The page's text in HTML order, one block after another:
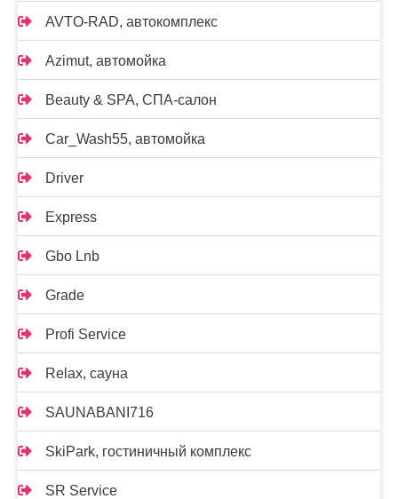
AVTO-RAD, автокомплекс
Azimut, автомойка
Beauty & SPA, СПА-салон
Car_Wash55, автомойка
Driver
Express
Gbo Lnb
Grade
Profi Service
Relax, сауна
SAUNABANI716
SkiPark, гостиничный комплекс
SR Service